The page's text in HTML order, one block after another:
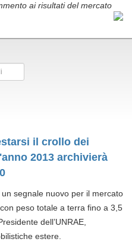
ai risultati del mercato
il crollo dei
2013 archivierà
segnale nuovo per il mercato
peso totale a terra fino a 3,5
dell’UNRAE,
estere.